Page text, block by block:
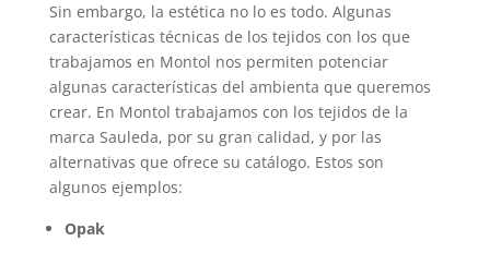
Sin embargo, la estética no lo es todo. Algunas
características técnicas de los tejidos con los que
trabajamos en Montol nos permiten potenciar
algunas características del ambienta que queremos
crear. En Montol trabajamos con los tejidos de la
marca Sauleda, por su gran calidad, y por las
alternativas que ofrece su catálogo. Estos son
algunos ejemplos:
Opak